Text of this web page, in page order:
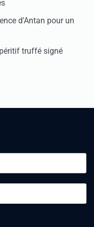
d'Antan pour un
truffé signé